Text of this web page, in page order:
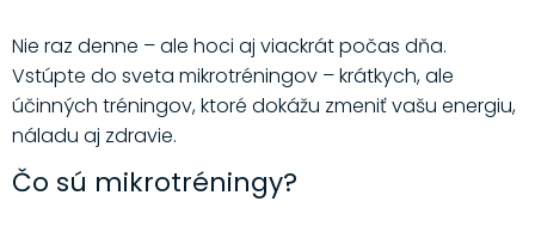
Nie raz denne – ale hoci aj viackrát počas dňa.
Vstúpte do sveta mikrotréningov – krátkych, ale
účinných tréningov, ktoré dokážu zmeniť vašu energiu,
náladu aj zdravie.
Čo sú mikrotréningy?